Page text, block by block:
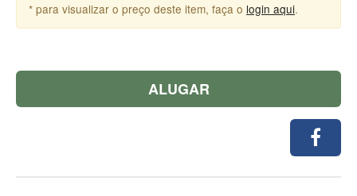
* para visualizar o preço deste item, faça o login aqui.
ALUGAR